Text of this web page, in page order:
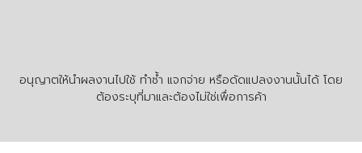
อนุญาตให้นำผลงานไปใช้ ทำซ้ำ แจกจ่าย หรือดัดแปลงงานนั้นได้ โดย
ต้องระบุที่มาและต้องไม่ใช่เพื่อการค้า